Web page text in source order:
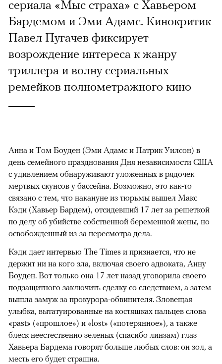
сериала «Мыс страха» с Хавьером
Бардемом и Эми Адамс. Кинокритик
Павел Пугачев фиксирует
возрождение интереса к жанру
триллера и волну сериальных
ремейков полнометражного кино
Анна и Том Боуден (Эми Адамс и Патрик Уилсон) в
день семейного празднования Дня независимости США
с удивлением обнаруживают уложенных в рядочек
мертвых скунсов у бассейна. Возможно, это как-то
связано с тем, что накануне из тюрьмы вышел Макс
Кэди (Хавьер Бардем), отсидевший 17 лет за решеткой
по делу об убийстве собственной беременной жены, но
освобожденный из-за пересмотра дела.
Кэди дает интервью The Times и признается, что не
держит ни на кого зла, включая своего адвоката, Анну
Боуден. Вот только она 17 лет назад уговорила своего
подзащитного заключить сделку со следствием, а затем
вышла замуж за прокурора-обвинителя. Зловещая
улыбка, вытатуированные на костяшках пальцев слова
«past» («прошлое») и «lost» («потерянное»), а также
блеск неестественно зеленых (спасибо линзам) глаз
Хавьера Бардема говорят больше любых слов: он зол, а
месть его будет страшна.